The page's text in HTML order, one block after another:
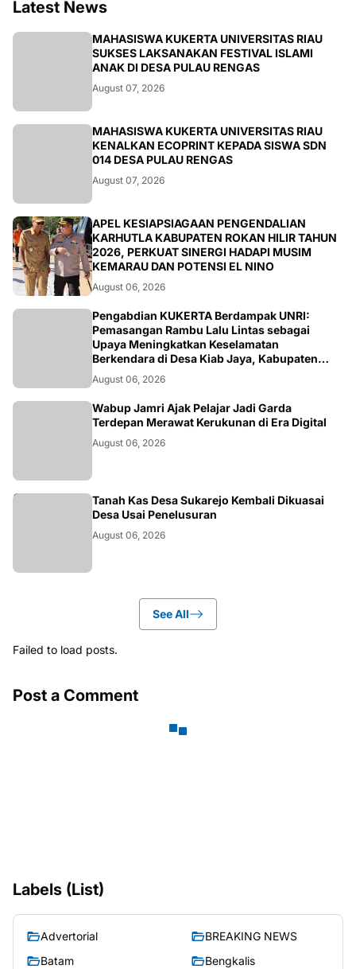
Latest News
MAHASISWA KUKERTA UNIVERSITAS RIAU
SUKSES LAKSANAKAN FESTIVAL ISLAMI
ANAK DI DESA PULAU RENGAS
August 07, 2026
MAHASISWA KUKERTA UNIVERSITAS RIAU
KENALKAN ECOPRINT KEPADA SISWA SDN
014 DESA PULAU RENGAS
August 07, 2026
BERITA
APEL KESIAPSIAGAAN PENGENDALIAN
KARHUTLA KABUPATEN ROKAN HILIR TAHUN
2026, PERKUAT SINERGI HADAPI MUSIM
KEMARAU DAN POTENSI EL NINO
August 06, 2026
Pengabdian KUKERTA Berdampak UNRI:
Pemasangan Rambu Lalu Lintas sebagai
Upaya Meningkatkan Keselamatan
Berkendara di Desa Kiab Jaya, Kabupaten
Pelalawan
August 06, 2026
Wabup Jamri Ajak Pelajar Jadi Garda
Terdepan Merawat Kerukunan di Era Digital
August 06, 2026
Tanah Kas Desa Sukarejo Kembali Dikuasai
Desa Usai Penelusuran
August 06, 2026
See All
Failed to load posts.
Post a Comment
Labels (List)
Advertorial
BREAKING NEWS
Batam
Bengkalis